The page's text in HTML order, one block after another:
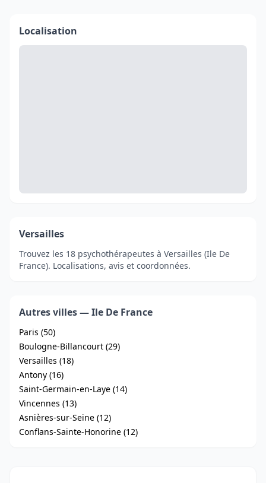
Localisation
Versailles
Trouvez les 18 psychothérapeutes à Versailles (Ile De
France). Localisations, avis et coordonnées.
Autres villes — Ile De France
Paris (50)
Boulogne-Billancourt (29)
Versailles (18)
Antony (16)
Saint-Germain-en-Laye (14)
Vincennes (13)
Asnières-sur-Seine (12)
Conflans-Sainte-Honorine (12)